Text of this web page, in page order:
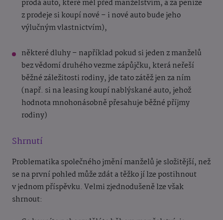
prodá auto, které měl před manželstvím, a za peníze
z prodeje si koupí nové – i nové auto bude jeho
výlučným vlastnictvím),
některé dluhy – například pokud si jeden z manželů
bez vědomí druhého vezme zápůjčku, která neřeší
běžné záležitosti rodiny, jde tato zátěž jen za ním
(např. si na leasing koupí nablýskané auto, jehož
hodnota mnohonásobně přesahuje běžné příjmy
rodiny)
Shrnutí
Problematika společného jmění manželů je složitější, než
se na první pohled může zdát a těžko jí lze postihnout
v jednom příspěvku. Velmi zjednodušeně lze však
shrnout: